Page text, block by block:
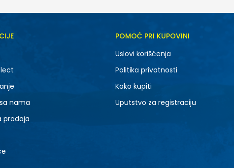
nama
prodaja
POMOĆ PRI KUPOVINI
Uslovi korišćenja
Politika privatnosti
Kako kupiti
Uputstvo za registraciju